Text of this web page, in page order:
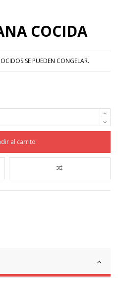
COCIDA
SE PUEDEN CONGELAR.
al carrito